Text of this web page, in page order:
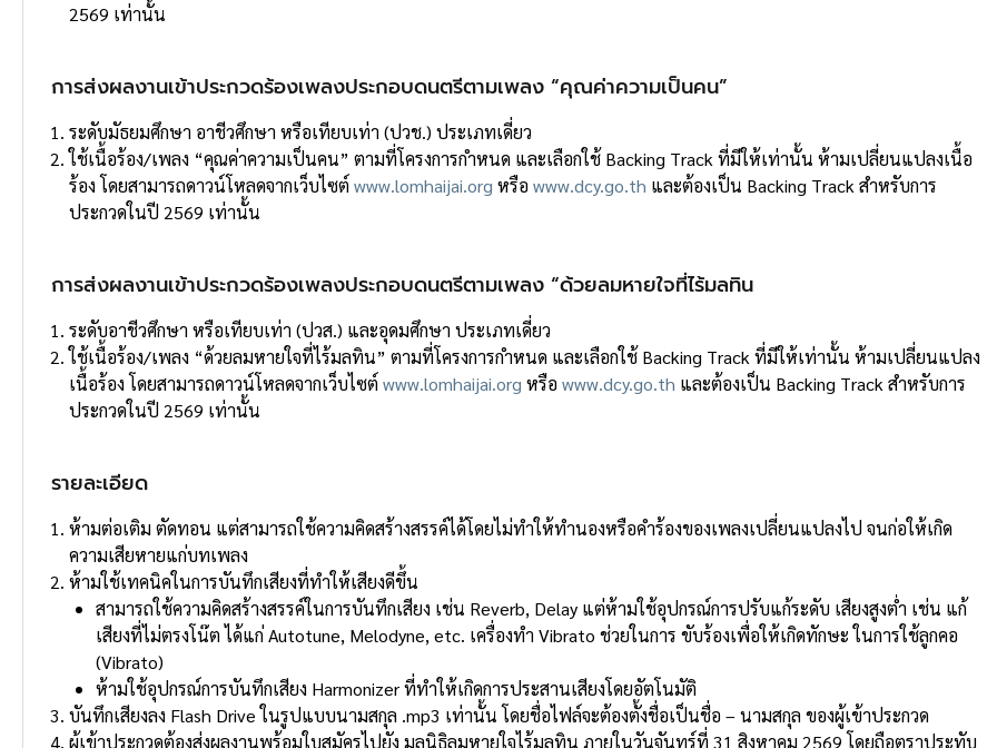
2569 เท่านั้น
การส่งผลงานเข้าประกวดร้องเพลงประกอบดนตรีตามเพลง “คุณค่าความเป็นคน”
ระดับมัธยมศึกษา อาชีวศึกษา หรือเทียบเท่า (ปวช.) ประเภทเดี่ยว
ใช้เนื้อร้อง/เพลง “คุณค่าความเป็นคน” ตามที่โครงการกําหนด และเลือกใช้ Backing Track ที่มีให้เท่านั้น ห้ามเปลี่ยนแปลงเนื้อ
ร้อง โดยสามารถดาวน์โหลดจากเว็บไซต์ www.lomhaijai.org หรือ www.dcy.go.th และต้องเป็น Backing Track สําหรับการ
ประกวดในปี 2569 เท่านั้น
การส่งผลงานเข้าประกวดร้องเพลงประกอบดนตรีตามเพลง “ด้วยลมหายใจที่ไร้มลทิน
ระดับอาชีวศึกษา หรือเทียบเท่า (ปวส.) และอุดมศึกษา ประเภทเดี่ยว
ใช้เนื้อร้อง/เพลง “ด้วยลมหายใจที่ไร้มลทิน” ตามที่โครงการกําหนด และเลือกใช้ Backing Track ที่มีให้เท่านั้น ห้ามเปลี่ยนแปลง
เนื้อร้อง โดยสามารถดาวน์โหลดจากเว็บไซต์ www.lomhaijai.org หรือ www.dcy.go.th และต้องเป็น Backing Track สําหรับการ
ประกวดในปี 2569 เท่านั้น
รายละเอียด
ห้ามต่อเติม ตัดทอน แต่สามารถใช้ความคิดสร้างสรรค์ได้โดยไม่ทําให้ทํานองหรือคําร้องของเพลงเปลี่ยนแปลงไป จนก่อให้เกิด
ความเสียหายแก่บทเพลง
ห้ามใช้เทคนิคในการบันทึกเสียงที่ทําให้เสียงดีขึ้น
สามารถใช้ความคิดสร้างสรรค์ในการบันทึกเสียง เช่น Reverb, Delay แต่ห้ามใช้อุปกรณ์การปรับแก้ระดับ เสียงสูงต่ํา เช่น แก้
เสียงที่ไม่ตรงโน๊ต ได้แก่ Autotune, Melodyne, etc. เครื่องทํา Vibrato ช่วยในการ ขับร้องเพื่อให้เกิดทักษะ ในการใช้ลูกคอ
(Vibrato)
ห้ามใช้อุปกรณ์การบันทึกเสียง Harmonizer ที่ทําให้เกิดการประสานเสียงโดยอัตโนมัติ
บันทึกเสียงลง Flash Drive ในรูปแบบนามสกุล .mp3 เท่านั้น โดยชื่อไฟล์จะต้องตั้งชื่อเป็นชื่อ – นามสกุล ของผู้เข้าประกวด
ผู้เข้าประกวดต้องส่งผลงานพร้อมใบสมัครไปยัง มูลนิธิลมหายใจไร้มลทิน ภายในวันจันทร์ที่ 31 สิงหาคม 2569โดยถือตราประทับ